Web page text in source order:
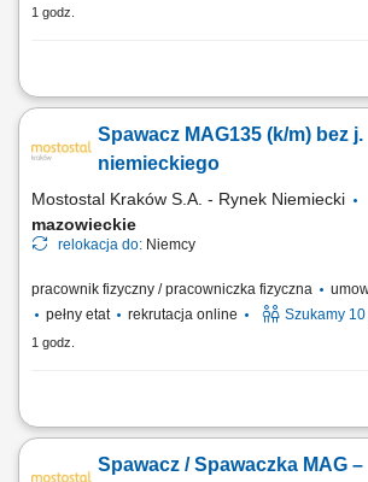
1 godz.
Opis stanowiska: Czyszczenie i przygotowywanie
prefabrykatów. Montaż zbrojenia oraz
z wymaganiami produkcji. Udział w procesie
świeżego betonu. Kontrola jakości wykonywanych
Spawacz MAG135 (k/m) bez j.
niemieckiego
Mostostal Kraków S.A. - Rynek Niemiecki
mazowieckie
relokacja do: Niemcy
pracownik fizyczny / pracowniczka fizyczna
pełny etat
rekrutacja online Szukamy
1 godz.
Zakres obowiązków Spawanie konstrukcji
Spawacz / Spawaczka MAG –